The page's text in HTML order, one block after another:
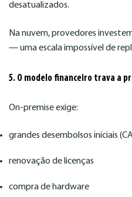
desatualizados.
Na nuvem, provedores
— uma escala impossível de
5. O modelo financeiro trava a
On-premise exige:
grandes desembolsos iniciais
renovação de licenças
compra de hardware